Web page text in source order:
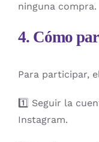
ninguna compra.
4. Cómo
Para participar,
1️⃣ Seguir la
Instagram.